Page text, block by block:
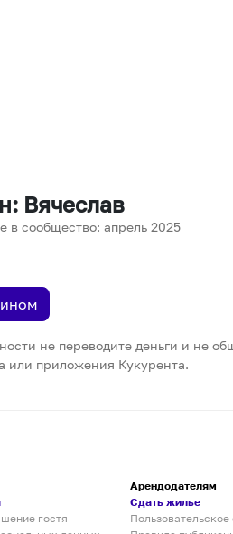
: Вячеслав
в сообщество: апрель 2025
не переводите деньги и не
или приложения Кукурента.
гостя
Арендодателям
Сдать жилье